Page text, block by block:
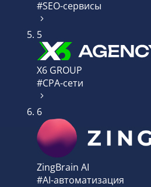
#SEO-сервисы
5
X6 GROUP
#CPA-сети
6
ZingBrain AI
#AI-автоматизация